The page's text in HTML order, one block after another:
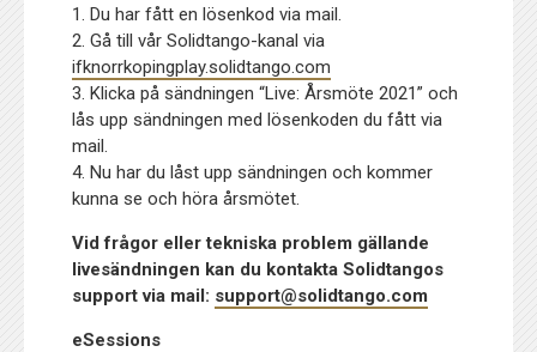
1. Du har fått en lösenkod via mail.
2. Gå till vår Solidtango-kanal via
ifknorrkopingplay.solidtango.com
3. Klicka på sändningen “Live: Årsmöte 2021” och
lås upp sändningen med lösenkoden du fått via
mail.
4. Nu har du låst upp sändningen och kommer
kunna se och höra årsmötet.
Vid frågor eller tekniska problem gällande
livesändningen kan du kontakta Solidtangos
support via mail: support@solidtango.com
eSessions